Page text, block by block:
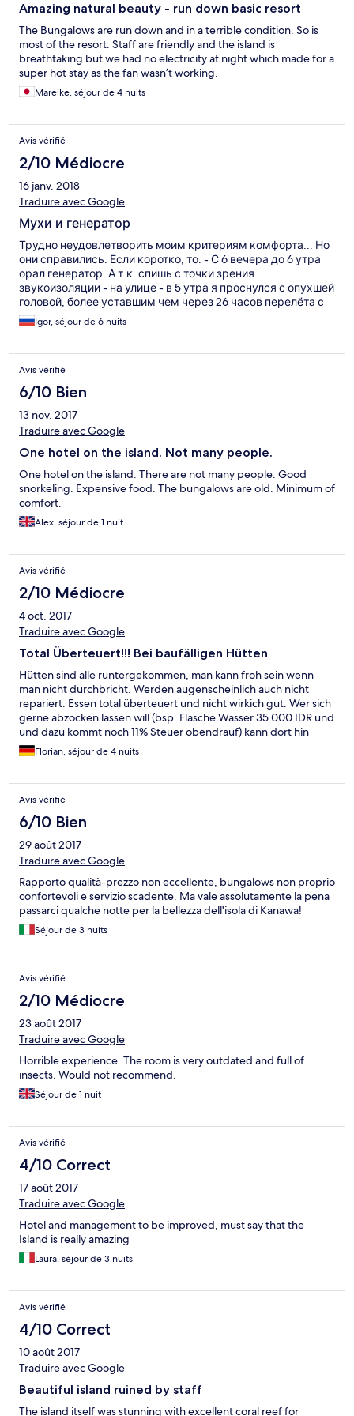
Amazing natural beauty - run down basic resort
The Bungalows are run down and in a terrible condition. So is
most of the resort. Staff are friendly and the island is
breathtaking but we had no electricity at night which made for a
super hot stay as the fan wasn’t working.
Mareike, séjour de 4 nuits
Avis vérifié
2/10 Médiocre
16 janv. 2018
Traduire avec Google
Мухи и генератор
Трудно неудовлетворить моим критериям комфорта... Но
они справились. Если коротко, то: - С 6 вечера до 6 утра
орал генератор. А т.к. спишь с точки зрения
звукоизоляции - на улице - в 5 утра я проснулся с опухшей
головой, более уставшим чем через 26 часов перелёта с
пересадками. - Мухи. Бывает ты спешишь съесть завтрак
потому что голоден или ждут великие дела. А бывает -
ползают по тебе... После ночи в обнимку с генератором -
асбтрагироваться от мух сил не быо. Плюс вопросы по
сантираии возникают... Бронировал на 6 ночей, но после
первой же ночи съехал. Деньги не вернули... Но остаться
здесь - это потерять весь отпуск...
Igor, séjour de 6 nuits
Avis vérifié
6/10 Bien
13 nov. 2017
Traduire avec Google
One hotel on the island. Not many people.
One hotel on the island. There are not many people. Good
snorkeling. Expensive food. The bungalows are old. Minimum of
comfort.
Alex, séjour de 1 nuit
Avis vérifié
2/10 Médiocre
4 oct. 2017
Traduire avec Google
Total Überteuert!!! Bei baufälligen Hütten
Hütten sind alle runtergekommen, man kann froh sein wenn
man nicht durchbricht. Werden augenscheinlich auch nicht
repariert. Essen total überteuert und nicht wirkich gut. Wer sich
gerne abzocken lassen will (bsp. Flasche Wasser 35.000 IDR und
und dazu kommt noch 11% Steuer obendrauf) kann dort hin
gehen und wird seine Freude haben. Meiner Meinung nach
lohnt sich ein Tagesausflug dort hin eher. Zum Schnorcheln
Florian, séjour de 4 nuits
Avis vérifié
6/10 Bien
29 août 2017
Traduire avec Google
Rapporto qualità-prezzo non eccellente, bungalows non proprio
confortevoli e servizio scadente. Ma vale assolutamente la pena
passarci qualche notte per la bellezza dell'isola di Kanawa!
Séjour de 3 nuits
Avis vérifié
2/10 Médiocre
23 août 2017
Traduire avec Google
Horrible experience. The room is very outdated and full of
insects. Would not recommend.
Séjour de 1 nuit
Avis vérifié
4/10 Correct
17 août 2017
Traduire avec Google
Hotel and management to be improved, must say that the
Island is really amazing
Laura, séjour de 3 nuits
Avis vérifié
4/10 Correct
10 août 2017
Traduire avec Google
Beautiful island ruined by staff
The island itself was stunning with excellent coral reef for